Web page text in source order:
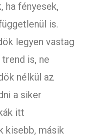
ha fényesek,
is.
legyen vastag
is, ne
nélkül az
a siker
itt
kisebb, másik